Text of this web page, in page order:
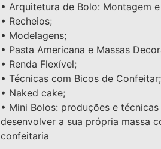
• Arquitetura de Bolo: Montagem
• Recheios;
• Modelagens;
• Pasta Americana e Massas
• Renda Flexível;
• Técnicas com Bicos de Confeitar;
• Naked cake;
• Mini Bolos: produções e
desenvolver a sua própria massa
confeitaria